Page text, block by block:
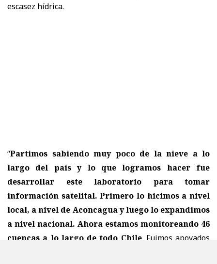
escasez hídrica.
“Partimos sabiendo muy poco de la nieve a lo
largo del país y lo que logramos hacer fue
desarrollar este laboratorio para tomar
información satelital. Primero lo hicimos a nivel
local, a nivel de Aconcagua y luego lo expandimos
a nivel nacional. Ahora estamos monitoreando 46
cuencas a lo largo de todo Chile. Fuimos apoyados